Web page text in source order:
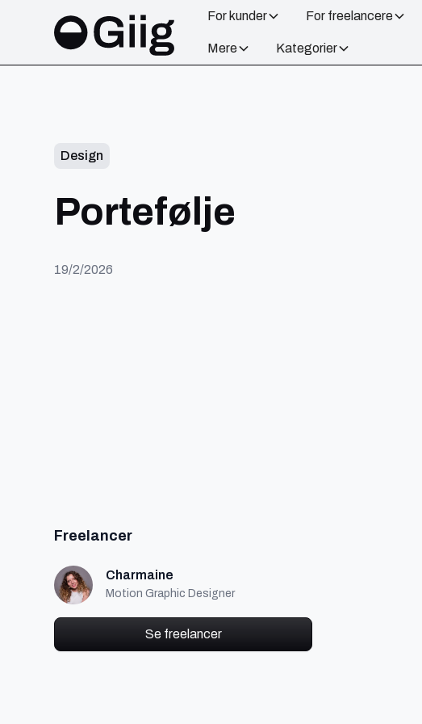
For kunder
For freelancere
Mere
Kategorier
Design
Portefølje
19/2/2026
Freelancer
Charmaine
Motion Graphic Designer
Se freelancer